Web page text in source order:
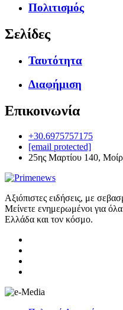
Πολιτισμός
Σελίδες
Ταυτότητα
Διαφήμιση
Επικοινωνία
+30.6975757175
[email protected]
25ης Μαρτίου 140,
Αξιόπιστες ειδήσεις, με
Μείνετε ενημερωμένοι για
Ελλάδα και τον κόσμο.